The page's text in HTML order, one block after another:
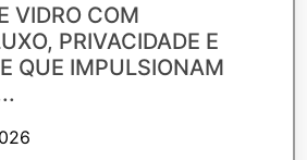
VIDRO COM
PRIVACIDADE E
QUE IMPULSIONAM